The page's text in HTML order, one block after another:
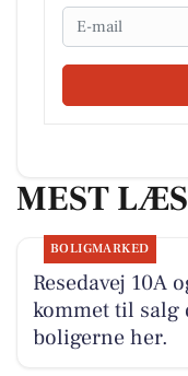
Email
MEST
BOLIGMARKED
Resedavej 10A
kommet til salg
boligerne her.